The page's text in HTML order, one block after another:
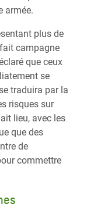
armée.
plus de
campagne
que ceux
se
traduira par la
risques sur
lieu, avec les
que des
de
commettre